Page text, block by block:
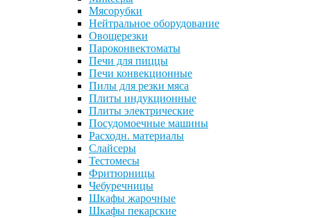
Мясорубки
Нейтральное оборудование
Овощерезки
Пароконвектоматы
Печи для пиццы
Печи конвекционные
Пилы для резки мяса
Плиты индукционные
Плиты электрические
Посудомоечные машины
Расходн. материалы
Слайсеры
Тестомесы
Фритюрницы
Чебуречницы
Шкафы жарочные
Шкафы пекарские